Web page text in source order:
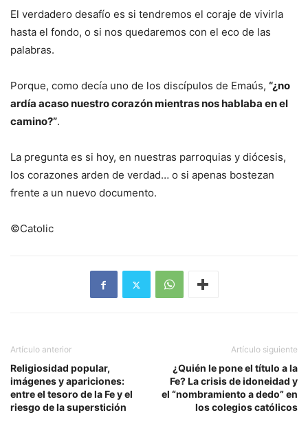
El verdadero desafío es si tendremos el coraje de vivirla
hasta el fondo, o si nos quedaremos con el eco de las
palabras.
Porque, como decía uno de los discípulos de Emaús, “¿no
ardía acaso nuestro corazón mientras nos hablaba en el
camino?”.
La pregunta es si hoy, en nuestras parroquias y diócesis,
los corazones arden de verdad… o si apenas bostezan
frente a un nuevo documento.
©Catolic
Artículo anterior
Religiosidad popular,
imágenes y apariciones:
entre el tesoro de la Fe y el
riesgo de la superstición
Artículo siguiente
¿Quién le pone el título a la
Fe? La crisis de idoneidad y
el “nombramiento a dedo” en
los colegios católicos